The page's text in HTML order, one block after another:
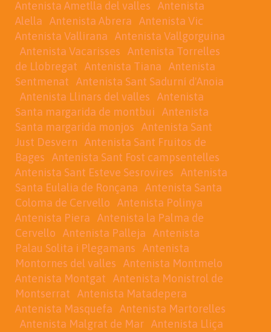
Antenista Ametlla del valles
Antenista
Alella
Antenista Abrera
Antenista Vic
Antenista Vallirana
Antenista Vallgorguina
Antenista Vacarisses
Antenista Torrelles
de Llobregat
Antenista Tiana
Antenista
Sentmenat
Antenista Sant Sadurní d'Anoia
Antenista Llinars del valles
Antenista
Santa margarida de montbui
Antenista
Santa margarida monjos
Antenista Sant
Just Desvern
Antenista Sant Fruitos de
Bages
Antenista Sant Fost campsentelles
Antenista Sant Esteve Sesrovires
Antenista
Santa Eulalia de Ronçana
Antenista Santa
Coloma de Cervello
Antenista Polinya
Antenista Piera
Antenista la Palma de
Cervello
Antenista Palleja
Antenista
Palau Solita i Plegamans
Antenista
Montornes del valles
Antenista Montmelo
Antenista Montgat
Antenista Monistrol de
Montserrat
Antenista Matadepera
Antenista Masquefa
Antenista Martorelles
Antenista Malgrat de Mar Antenista Lliça